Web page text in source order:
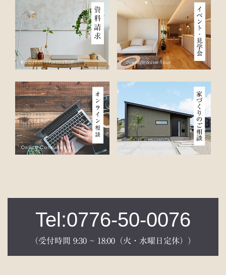
Tel:0776-50-0076
（受付時間 9:30 ~ 18:00（火・水曜日定休））